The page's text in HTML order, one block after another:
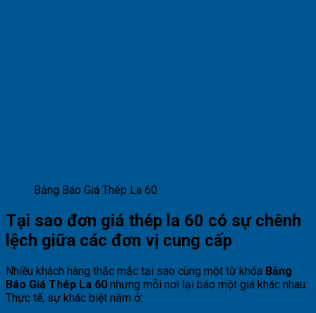
Bảng Báo Giá Thép La 60
Tại sao đơn giá thép la 60 có sự chênh
lệch giữa các đơn vị cung cấp
Nhiều khách hàng thắc mắc tại sao cùng một từ khóa Bảng
Báo Giá Thép La 60 nhưng mỗi nơi lại báo một giá khác nhau.
Thực tế, sự khác biệt nằm ở: